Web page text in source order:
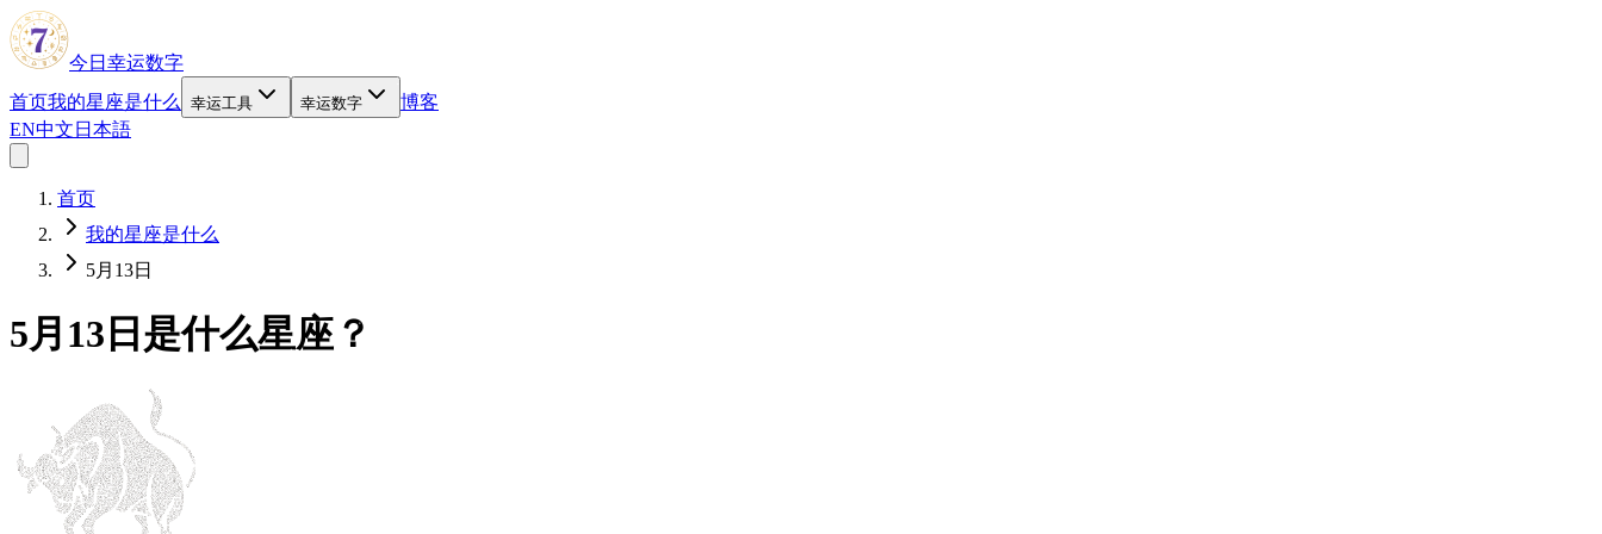
今日幸运数字
首页我的星座是什么 幸运工具 幸运数字
博客
EN中文 日本語
首页
我的星座是什么
5月13日
5月13日是什么星座？